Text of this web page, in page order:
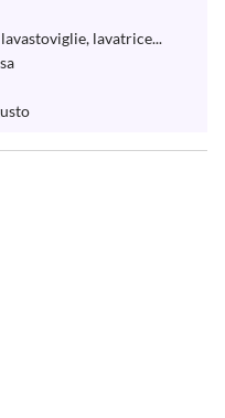
lavatrice...